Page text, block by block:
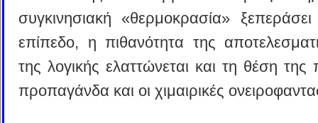
συγκινησιακή «θερμοκρασία»
επίπεδο, η πιθανότητα της
της λογικής ελαττώνεται και τη θέση της
προπαγάνδα και οι χιμαιρικές